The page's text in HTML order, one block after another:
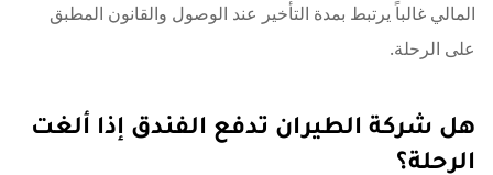
المالي غالباً يرتبط بمدة التأخير عند الوصول والقانون المطبق
على الرحلة.
هل شركة الطيران تدفع الفندق إذا ألغت
الرحلة؟